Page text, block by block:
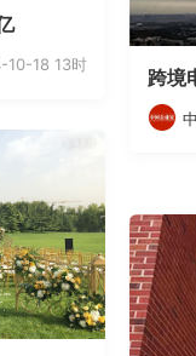
10-18 13时
跨境